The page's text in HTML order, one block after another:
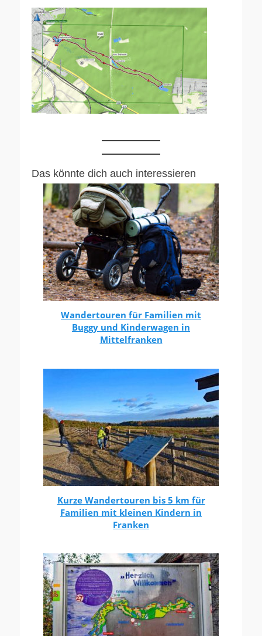
Das könnte dich auch interessieren
Wandertouren für Familien mit
Buggy und Kinderwagen in
Mittelfranken
Kurze Wandertouren bis 5 km für
Familien mit kleinen Kindern in
Franken